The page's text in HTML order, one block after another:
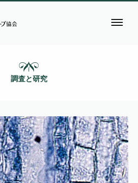
調査と研究